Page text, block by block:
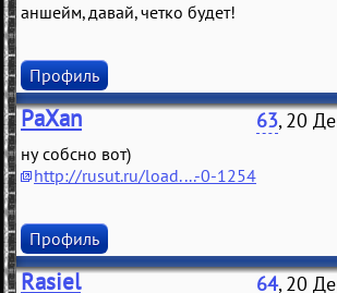
аншейм, давай, четко будет!
Профиль
PaXan 63, 20
ну собсно вот)
http://rusut.ru/load....-0-1254
Профиль
Rasiel 64, 20